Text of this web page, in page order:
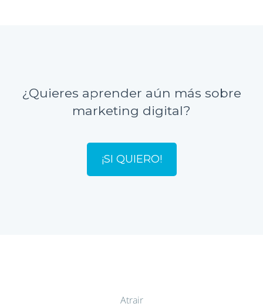
¿Quieres aprender aún más sobre
marketing digital?
¡SI QUIERO!
Atrair